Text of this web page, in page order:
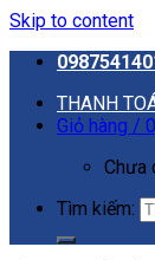
Skip to content
THANH
Giỏ hàng /
Chưa
Tìm kiếm: